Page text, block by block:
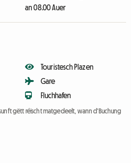
an 08.00 Auer
Touristesch Plazen
Gare
Fluchhafen
gëtt réischt matgedeelt, wann d'Buchung